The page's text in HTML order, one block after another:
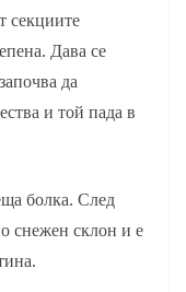
секциите
Дава се
да
и той пада в
болка. След
снежен склон и е